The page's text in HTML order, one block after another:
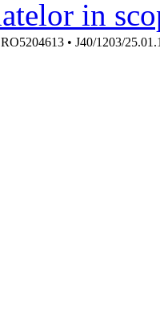
in
• J40/1203/